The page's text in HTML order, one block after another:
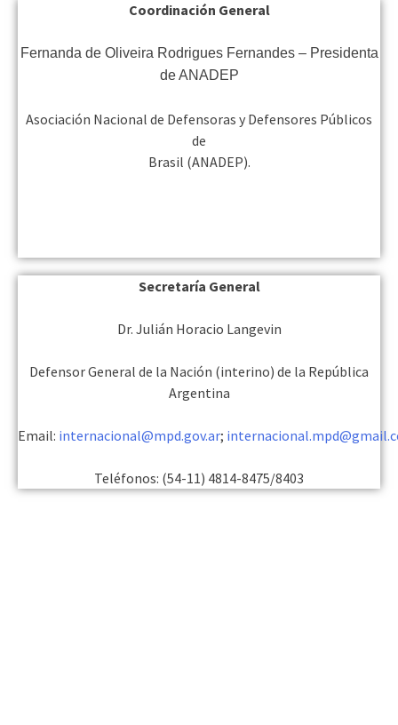
Coordinación General
Fernanda de Oliveira Rodrigues Fernandes – Presidenta
de ANADEP
Asociación Nacional de Defensoras y Defensores Públicos
de
Brasil (ANADEP).
Secretaría General
Dr. Julián Horacio Langevin
Defensor General de la Nación (interino) de la República
Argentina
Email: internacional@mpd.gov.ar;
Teléfonos: (54-11) 4814-8475/8403